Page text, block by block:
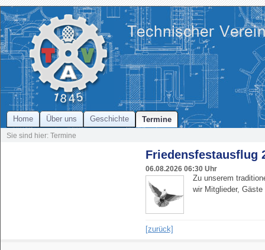
Home Über uns Geschichte Termine
Sie sind hier: Termine
Friedensfestausflug
06.08.2026 06:30 Uhr
Zu unserem
wir Mitglieder,
[zurück]